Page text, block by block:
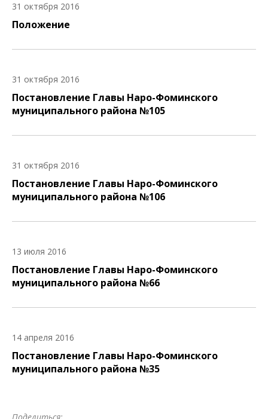
31 октября 2016
Положение
31 октября 2016
Постановление Главы Наро-Фоминского
муниципального района №105
31 октября 2016
Постановление Главы Наро-Фоминского
муниципального района №106
13 июля 2016
Постановление Главы Наро-Фоминского
муниципального района №66
14 апреля 2016
Постановление Главы Наро-Фоминского
муниципального района №35